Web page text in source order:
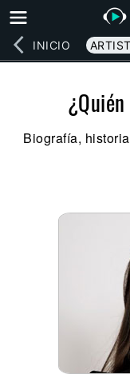
INICIO
Biografía,